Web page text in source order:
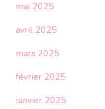
mai 2025
avril 2025
mars 2025
février 2025
janvier 2025